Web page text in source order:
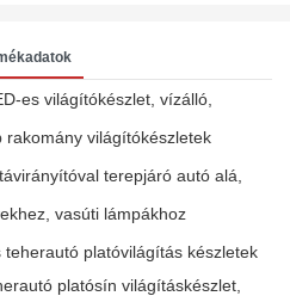
es világítókészlet, vízálló,
világítókészletek
terepjáró autó alá,
vasúti lámpákhoz
platóvilágítás készletek
platósín világításkészlet,